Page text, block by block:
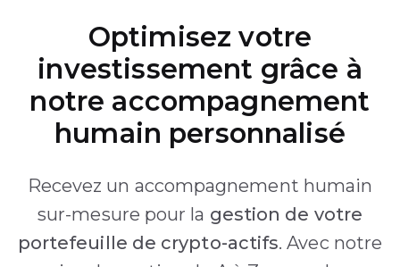
Optimisez votre
investissement grâce à
notre accompagnement
humain personnalisé
Recevez un accompagnement humain
sur-mesure pour la gestion de votre
portefeuille de crypto-actifs. Avec notre